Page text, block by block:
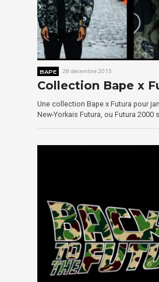
BAPE 28 décembre 2015
Collection Bape x
Une collection Bape x Futura pour
New-Yorkais Futura, ou Futura 2000